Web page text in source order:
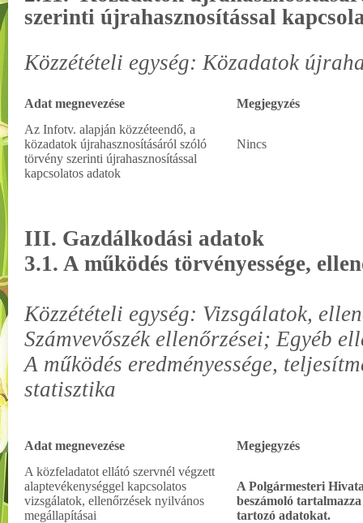
szerinti újrahasznosítással
Közzétételi egység: Közadatok
Adat megnevezése
Megjegyzés
Az Infotv. alapján közzéteendő, a
közadatok újrahasznosításáról szóló
törvény szerinti újrahasznosítással
kapcsolatos adatok
Nincs
III. Gazdálkodási adatok
3.1. A működés törvényessége,
Közzétételi egység: Vizsgálatok,
Számvevőszék ellenőrzései; Egyéb
A működés eredményessége,
statisztika
Adat megnevezése
Megjegyzés
A közfeladatot ellátó szervnél végzett
alaptevékenységgel kapcsolatos
vizsgálatok, ellenőrzések nyilvános
megállapításai
A Polgármesteri
beszámoló
tartozó adatokat.